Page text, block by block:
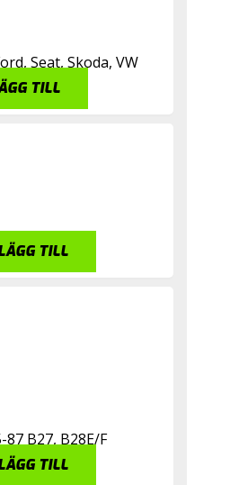
Seat, Skoda, VW
TILL
TILL
B27, B28E/F
TILL